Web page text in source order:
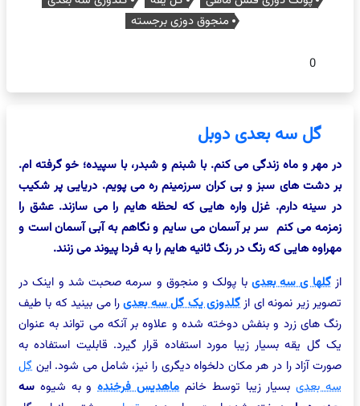
منجوق دوزی برجسته
0
گل سه بعدی دوبل
در مهر و ماه زندگی می کنم. با شبنم و شبدر، با سپیده؛ خو گرفته ام.
بر دشت های سبز و بی کران سرزمینم ره می پویم. دریایی پر شکیب
در سینه دارم. غزل واره هایی که لحظه هایم را می سازند. عشق را
زمزمه می کنم سر بر آسمان می سایم و نگاهم به آبی آسمان است و
مهراوه هایی که رنگ در رنگ ثانیه هایم را به فردا پیوند می زنند.
ازگلها ی سه بعدی با پولک و منجوق و سرمه صحبت شد و اینک در
تصویر زیر نمونه ای ازگلدوزی یک گل سه بعدیرا می بینید که با طیف
رنگ های زرد و بنفش دوخته شده و علاوه بر آنکه می تواند به عنوان
یک گل یقه بسیار زیبا مورد استفاده قرار گیرد. قابلیت استفاده به
صورت آزاد را در هر مکان دلخواه دیگری را نیز، شامل می شود. این گل
سه بعدیبسیار زیبا توسط خانم ماهدیس فرخندهو به شیوه سه